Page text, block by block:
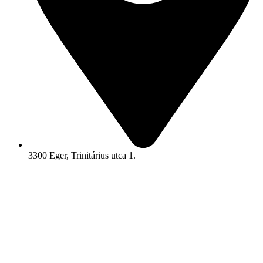
3300 Eger, Trinitárius utca 1.